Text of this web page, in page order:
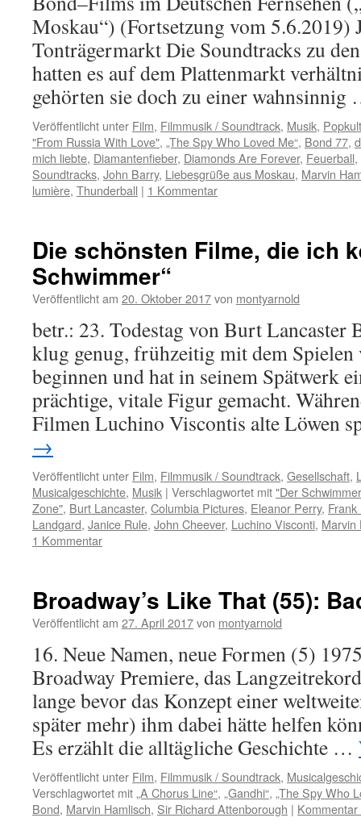
Moskau“) (Fortsetzung vom 5.6.2019)
Tonträgermarkt Die Soundtracks zu
hatten es auf dem Plattenmarkt
gehörten sie doch zu einer
Veröffentlicht unter Film, Filmmusik / Soundtrack, Musik,
"From Russia With Love", „The Spy Who Loved Me“, Bond 77,
mich liebte, Diamantenfieber, Diamonds Are Forever, Feuerball,
Soundtracks, John Barry, Liebesgrüße aus Moskau, Marvin
lumière, Thunderball | 1 Kommentar
Die schönsten Filme, die ich
Schwimmer“
Veröffentlicht am 20. Oktober 2017von montyarnold
betr.: 23. Todestag von Burt Lancaster
klug genug, frühzeitig mit dem
beginnen und hat in seinem Spätwerk
prächtige, vitale Figur gemacht.
Filmen Luchino Viscontis alte Löwen
→
Veröffentlicht unter Film, Filmmusik / Soundtrack, Gesellschaft,
Musicalgeschichte, Musik | Verschlagwortet mit"Der
Zone", Burt Lancaster, Columbia Pictures, Eleanor Perry, Frank
Landgard, Janice Rule, John Cheever, Luchino Visconti, Marvin
1 Kommentar
Broadway’s Like That (55):
Veröffentlicht am 27. April 2017von montyarnold
16. Neue Namen, neue Formen (5)
Broadway Premiere, das
lange bevor das Konzept einer
später mehr) ihm dabei hätte helfen
Es erzählt die alltägliche Geschichte …
Veröffentlicht unter Film, Filmmusik / Soundtrack,
Verschlagwortet mit „A Chorus Line“, „Gandhi“, „The Spy Who
Bond, Marvin Hamlisch, Sir Richard Attenborough |